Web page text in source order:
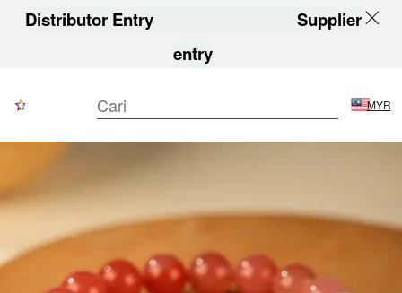
Distributor Entry
Supplier
entry
MYR